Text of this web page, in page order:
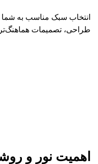
انتخاب سبک مناسب به
طراحی، تصمیمات
اهمیت نور و